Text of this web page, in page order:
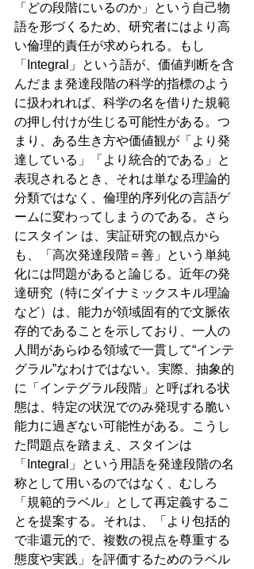
「どの段階にいるのか」という自己物
語を形づくるため、研究者にはより高
い倫理的責任が求められる。もし
「Integral」という語が、価値判断を含
んだまま発達段階の科学的指標のよう
に扱われれば、科学の名を借りた規範
の押し付けが生じる可能性がある。つ
まり、ある生き方や価値観が「より発
達している」「より統合的である」と
表現されるとき、それは単なる理論的
分類ではなく、倫理的序列化の言語ゲ
ームに変わってしまうのである。さら
にスタイン は、実証研究の観点から
も、「高次発達段階＝善」という単純
化には問題があると論じる。近年の発
達研究（特にダイナミックスキル理論
など）は、能力が領域固有的で文脈依
存的であることを示しており、一人の
人間があらゆる領域で一貫して“インテ
グラル”なわけではない。実際、抽象的
に「インテグラル段階」と呼ばれる状
態は、特定の状況でのみ発現する脆い
能力に過ぎない可能性がある。こうし
た問題点を踏まえ、スタインは
「Integral」という用語を発達段階の名
称として用いるのではなく、むしろ
「規範的ラベル」として再定義するこ
とを提案する。それは、「より包括的
で非還元的で、複数の視点を尊重する
態度や実践」を評価するためのラベル